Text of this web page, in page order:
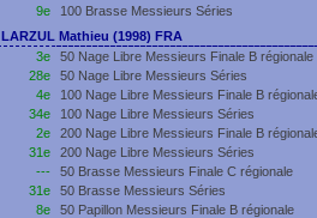
9e
100 Brasse Messieurs Séries
LARZUL Mathieu (1998) FRA
3e
50 Nage Libre Messieurs Finale B régionale
28e
50 Nage Libre Messieurs Séries
4e
100 Nage Libre Messieurs Finale B
34e
100 Nage Libre Messieurs Séries
2e
200 Nage Libre Messieurs Finale B
31e
200 Nage Libre Messieurs Séries
---
50 Brasse Messieurs Finale C régionale
31e
50 Brasse Messieurs Séries
8e
50 Papillon Messieurs Finale B régionale